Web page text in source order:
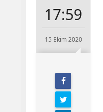
17:59
15 Ekim 2020